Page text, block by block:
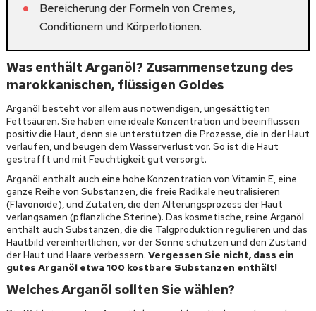
Bereicherung der Formeln von Cremes,
Conditionern und Körperlotionen.
Was enthält Arganöl? Zusammensetzung des
marokkanischen, flüssigen Goldes
Arganöl besteht vor allem aus notwendigen, ungesättigten
Fettsäuren. Sie haben eine ideale Konzentration und beeinflussen
positiv die Haut, denn sie unterstützen die Prozesse, die in der Haut
verlaufen, und beugen dem Wasserverlust vor. So ist die Haut
gestrafft und mit Feuchtigkeit gut versorgt.
Arganöl enthält auch eine hohe Konzentration von Vitamin E, eine
ganze Reihe von Substanzen, die freie Radikale neutralisieren
(Flavonoide), und Zutaten, die den Alterungsprozess der Haut
verlangsamen (pflanzliche Sterine). Das kosmetische, reine Arganöl
enthält auch Substanzen, die die Talgproduktion regulieren und das
Hautbild vereinheitlichen, vor der Sonne schützen und den Zustand
der Haut und Haare verbessern. Vergessen Sie nicht, dass ein
gutes Arganöl etwa 100 kostbare Substanzen enthält!
Welches Arganöl sollten Sie wählen?